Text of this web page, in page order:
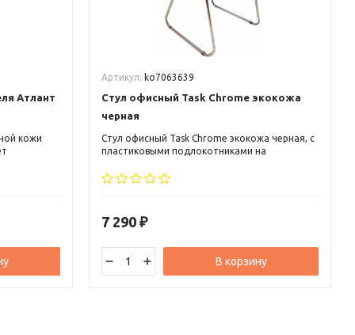
Атлант
кожи
Артикул: ko7063639
Стул офисный Task Chrome экокожа
черная
Стул офисный Task Chrome экокожа черная, с
пластиковыми подлокотниками на
Используется в коммерческих организациях и
7 290 ₽
В корзину